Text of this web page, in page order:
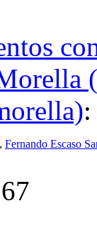
, Fernando Escaso